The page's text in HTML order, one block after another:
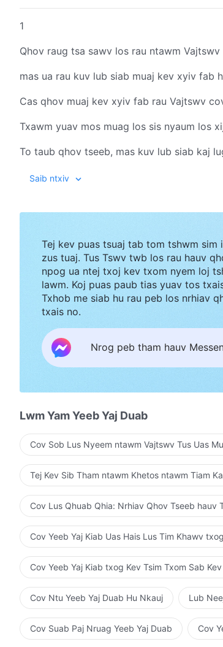
1
Qhov raug tsa sawv los rau ntawm
mas ua rau kuv lub siab muaj kev xyiv fab
Cas qhov muaj kev xyiv fab rau Vajtswv
Txawm yuav mos muag los sis nyaum los
To taub qhov tseeb, mas kuv lub siab kaj
Au, Vajtswv Tus Uas Muaj Hwj Chim Loj
Cov lus tshiab, txoj kev kaj tshiab.
Qhov muaj Vajtswv coj kev thiab nyob rau
mas ua rau muaj kev zoo siab tiag tiag li.
Kuv nyeem Vajtswv cov lus thiab nyob rau
Vim qhov lees txais Vajtswv txoj kev txiav
Qhov tawg paj txi txiv ntawm lub neej
Au, Vajtswv Tus Uas Muaj Hwj Chim Loj
Vajtswv Tus Uas Muaj Hwj Chim Loj Kawg
Cas Koj tus moj yam ncaj ncees yuav
Koj cov lus txiav txim thiab txhawb peb
Koj cov lus yaug peb dawb huv thiab
3
Cas yuav yog ib qho koob hmoov loj ua
Saib ntxiv
Tej kev puas tsuaj tab tom tshwm sim
zus tuaj. Tus Tswv twb los rau hauv
npog ua ntej txoj kev txom nyem loj
lawm. Koj puas paub tias yuav tos
Txhob me siab hu rau peb los nrhiav
txais no.
Nrog peb tham hauv
Lwm Yam Yeeb Yaj Duab
Cov Sob Lus Nyeem ntawm Vajtswv Tus Uas
Tej Kev Sib Tham ntawm Khetos ntawm Tiam
Cov Lus Qhuab Qhia: Nrhiav Qhov Tseeb hauv
Cov Yeeb Yaj Kiab Uas Hais Lus Tim Khawv
Cov Yeeb Yaj Kiab txog Kev Tsim Txom Sab
Cov Ntu Yeeb Yaj Duab Hu Nkauj Lub
Cov Suab Paj Nruag Yeeb Yaj Duab Cov